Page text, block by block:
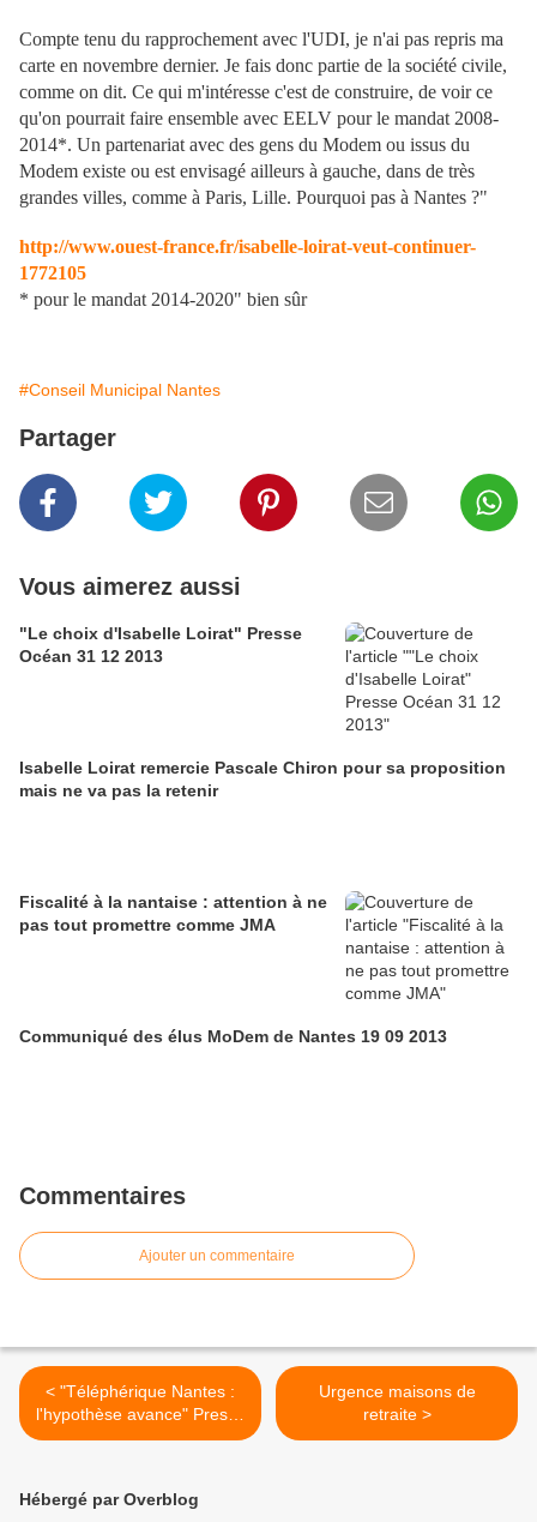
Compte tenu du rapprochement avec l'UDI, je n'ai pas repris ma
carte en novembre dernier. Je fais donc partie de la société civile,
comme on dit. Ce qui m'intéresse c'est de construire, de voir ce
qu'on pourrait faire ensemble avec EELV pour le mandat 2008-
2014*. Un partenariat avec des gens du Modem ou issus du
Modem existe ou est envisagé ailleurs à gauche, dans de très
grandes villes, comme à Paris, Lille. Pourquoi pas à Nantes ?"
http://www.ouest-france.fr/isabelle-loirat-veut-continuer-
1772105
* pour le mandat 2014-2020" bien sûr
#Conseil Municipal Nantes
Partager
Vous aimerez aussi
"Le choix d'Isabelle Loirat" Presse
Océan 31 12 2013
Isabelle Loirat remercie Pascale Chiron pour sa proposition
mais ne va pas la retenir
Fiscalité à la nantaise : attention à ne
pas tout promettre comme JMA
Communiqué des élus MoDem de Nantes 19 09 2013
Commentaires
Ajouter un commentaire
< "Téléphérique Nantes :
l'hypothèse avance" Presse
Océan 02 12 2013
Urgence maisons de
retraite >
Hébergé par Overblog